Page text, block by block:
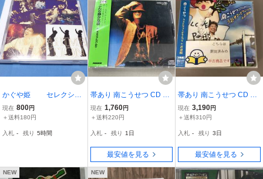
かぐや姫 セレクショ
ン ベスト盤CD / 神田
川・赤ちょうちん・妹・2
現在 800円
＋送料180円
入札 - 残り 5時間
帯あり 南こうせつ CD こ
んな静かな夜
現在 1,760円
＋送料220円
入札 - 残り 1日
最安値を見る
帯あり 南こうせつ CD ラ
ストサマーピクニックin
武道館
現在 3,190円
＋送料310円
入札 - 残り 3日
最安値を見る
NEW NEW